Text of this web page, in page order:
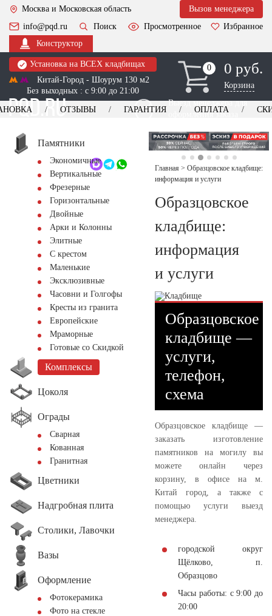
Москва и Московская область
Вызов менеджера
info@pqd.ru
Поиск Просмотренное
Избранное
Конструктор
Установка на ВСЕХ кладбищах
Китай-Город - Шоурум 130 м2
Без выходных : с 9:00 до 21:00
0
0 0 руб.
Корзина
Выезд менеджера для
оформления заказа
+7 (495) 518-44-23
Обратный звонок
ОТЗЫВЫ ГАРАНТИЯ ОПЛАТА
Памятники
Экономичные
Вертикальные
Фрезерные
Горизонтальные
Двойные
Арки и Колонны
Элитные
С крестом
Маленькие
Эксклюзивные
Часовни и Голгофы
Кресты из гранита
Европейские
Мраморные
Готовые со Скидкой
Комплексы
Цоколя
Ограды
Сварная
Кованная
Гранитная
Цветники
Надгробная плита
Столики, Лавочки
Вазы
Оформление
Фотокерамика
Фото на стекле
Главная > Образцовское кладбище:
информация и услуги
Образцовское
кладбище:
информация
и услуги
Образцовское
кладбище —
услуги,
телефон,
схема
Образцовское кладбище —
заказать изготовление
памятников на могилу вы
можете онлайн через
корзину, в офисе на м.
Китай город, а также с
помощью услуги выезд
менеджера.
городской округ
Щёлково, п.
Образцово
Часы работы: с 9:00 до
20:00